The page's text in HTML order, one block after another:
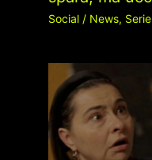
Social/ News,